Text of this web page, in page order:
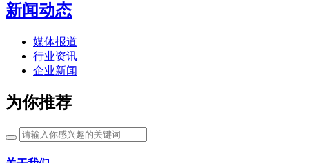
新闻动态
媒体报道
行业资讯
企业新闻
为你推荐